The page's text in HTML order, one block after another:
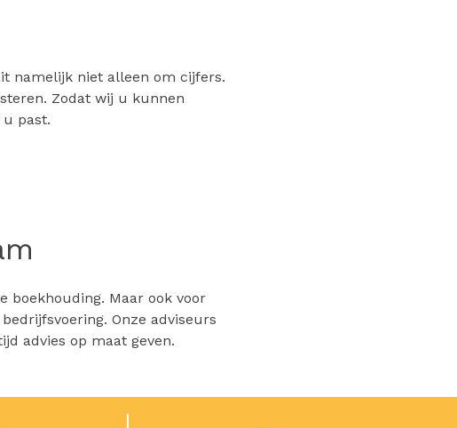
namelijk niet alleen om cijfers.
Zodat wij u kunnen
past.
boekhouding. Maar ook voor
Onze adviseurs
advies op maat geven.